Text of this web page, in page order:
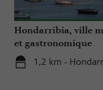
Hondarribia, ville
et gastronomique
1,2 km -